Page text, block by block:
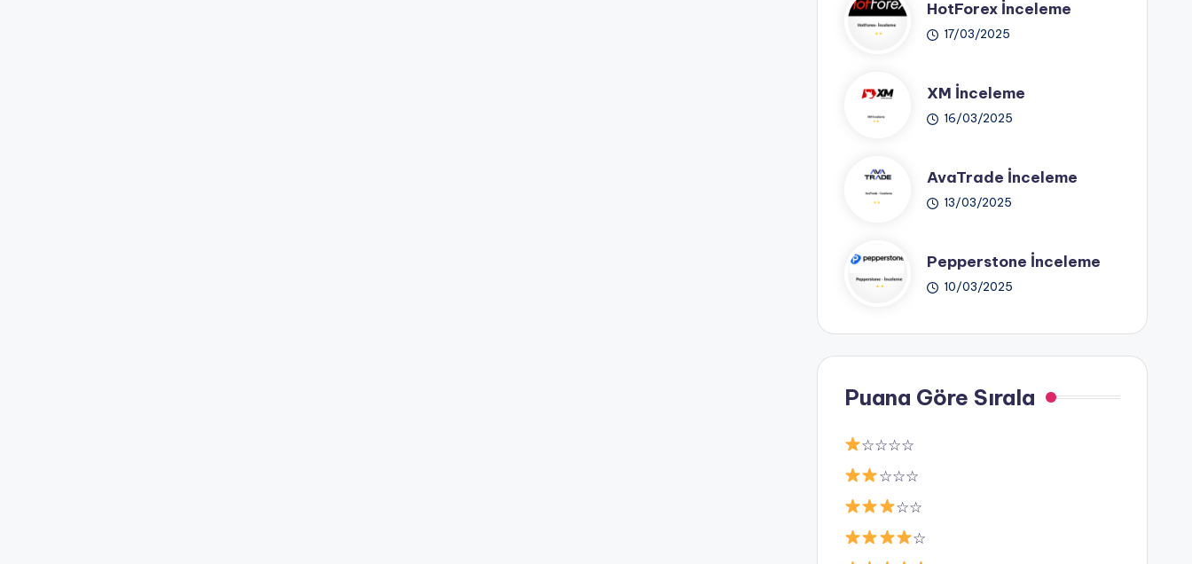
HotForex İnceleme
17/03/2025
XM İnceleme
16/03/2025
AvaTrade İnceleme
13/03/2025
Pepperstone İnceleme
10/03/2025
Puana Göre Sırala
☆☆☆☆
☆☆☆
☆☆
☆